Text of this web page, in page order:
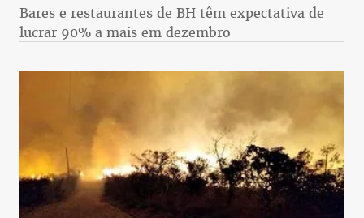
Bares e restaurantes de BH têm expectativa de
lucrar 90% a mais em dezembro